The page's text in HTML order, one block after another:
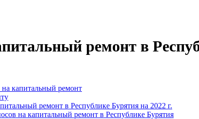
ремонт в
капитальный ремонт
ремонт в Республике Бурятия на 2022 г.
на капитальный ремонт в Республике Бурятия